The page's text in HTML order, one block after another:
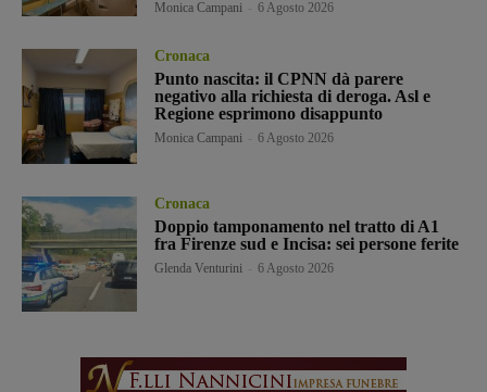
Monica Campani 6 Agosto 2026
Cronaca
Punto nascita: il CPNN dà parere
negativo alla richiesta di deroga. Asl e
Regione esprimono disappunto
Monica Campani 6 Agosto 2026
Cronaca
Doppio tamponamento nel tratto di A1
fra Firenze sud e Incisa: sei persone ferite
Glenda Venturini 6 Agosto 2026